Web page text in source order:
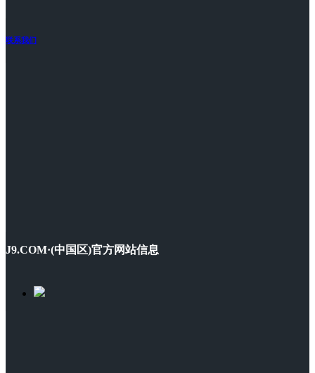
联系我们
J9.COM·(中国区)官方网站信息